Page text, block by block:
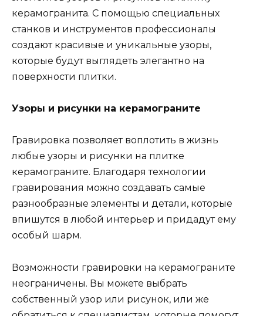
керамогранита. С помощью специальных
станков и инструментов профессионалы
создают красивые и уникальные узоры,
которые будут выглядеть элегантно на
поверхности плитки.
Узоры и рисунки на керамограните
Гравировка позволяет воплотить в жизнь
любые узоры и рисунки на плитке
керамограните. Благодаря технологии
гравирования можно создавать самые
разнообразные элементы и детали, которые
впишутся в любой интерьер и придадут ему
особый шарм.
Возможности гравировки на керамограните
неограничены. Вы можете выбрать
собственный узор или рисунок, или же